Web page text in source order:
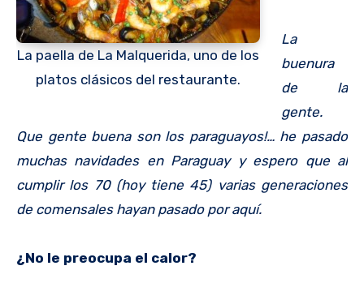
La paella de La Malquerida, uno de los
platos clásicos del restaurante.
La
buenura
de la
gente.
Que gente buena son los paraguayos!… he pasado
muchas navidades en Paraguay y espero que al
cumplir los 70 (hoy tiene 45) varias generaciones
de comensales hayan pasado por aquí.
¿No le preocupa el calor?